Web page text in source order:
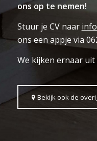
ons op te nemen!
Stuur je CV naar
ons een appje via
We kijken ernaar
Bekijk ook de